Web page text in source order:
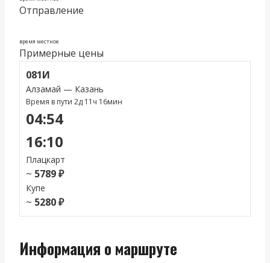
Отправление
время местное
Примерные цены
081И
Алзамай — Казань
Время в пути 2д 11ч 16мин
04:54
16:10
Плацкарт
~ 5789 ₽
Купе
~ 5280 ₽
Информация о маршруте